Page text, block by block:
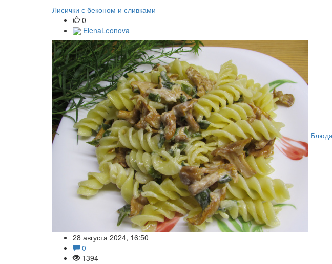
Лисички с беконом и сливками
0
ElenaLeonova
28 августа 2024, 16:50
0
1394